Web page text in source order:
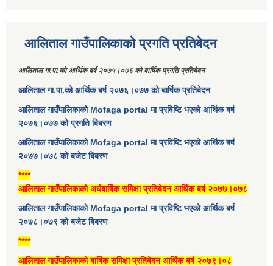
आलिताल गाउँपालिकाको प्रगति प्रतिबेदन
आलिताल गा.पा.को आर्थिक बर्ष २०७५।०७६ को बार्षिक प्रगति प्रतिबेदन
आलिताल गा.पा.को आर्थिक बर्ष २०७६।०७७ को बार्षिक प्रतिबेदन
आलिताल गाउँपालिकाको Mofaga portal मा प्रविष्टि भएको आर्थिक बर्ष
२०७६।०७७ को प्रगति बिबरण
आलिताल गाउँपालिकाको Mofaga portal मा प्रविष्टि भएको आर्थिक बर्ष
२०७७।०७८ को बजेट बिबरण
****
आलिताल गाउँपालिकाको अर्धबार्षिक समिक्षा प्रतिबेदन आर्थिक बर्ष २०७७।०७८
आलिताल गाउँपालिकाको Mofaga portal मा प्रविष्टि भएको आर्थिक बर्ष
२०७८।०७९ को बजेट बिबरण
****
आलिताल गाउँपालिकाको बार्षिक समिक्षा प्रतिबेदन आर्थिक बर्ष २०७९।०८